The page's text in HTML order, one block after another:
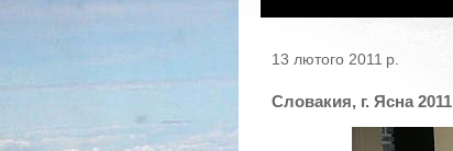
13 лютого 2011 р.
Словакия, г. Ясна 2011